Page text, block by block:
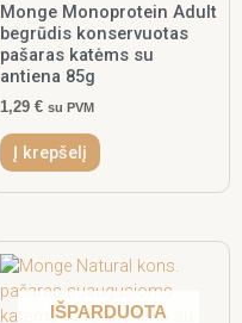
Monge Monoprotein Adult
begrūdis konservuotas
pašaras katėms su
antiena 85g
1,29 € su PVM
Į krepšelį
IŠPARDUOTA